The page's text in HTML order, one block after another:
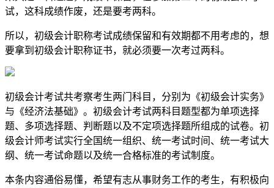
试，这科成绩作废，还是要考两科。
所以，初级会计职称考试成绩保留和有效期都不用考虑的，想
要拿到初级会计职称证书，就必须要一次考过两科。
初级会计考试共考察考生两门科目，分别为《初级会计实务》
与《经济法基础》。初级会计考试两科目题型都为单项选择
题、多项选择题、判断题以及不定项选择题所组成的试卷。初
级会计师考试实行全国统一组织、统一考试时间、统一考试大
纲、统一考试命题以及统一合格标准的考试制度。
本条内容通俗易懂，希望有志从事财务工作的考生，有积极向